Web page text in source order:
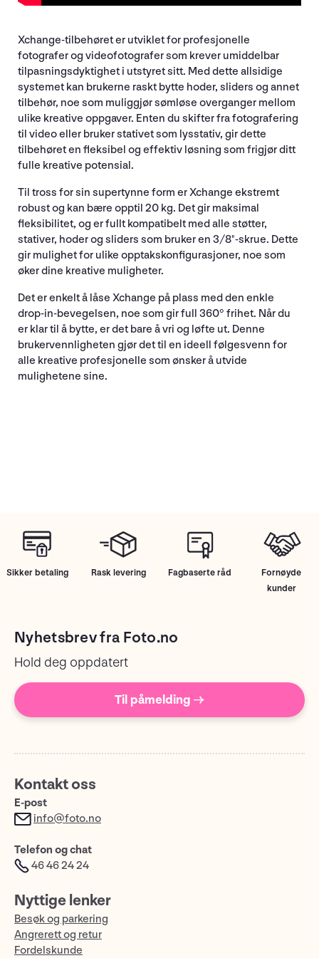
Xchange-tilbehøret er utviklet for profesjonelle
fotografer og videofotografer som krever umiddelbar
tilpasningsdyktighet i utstyret sitt. Med dette allsidige
systemet kan brukerne raskt bytte hoder, sliders og annet
tilbehør, noe som muliggjør sømløse overganger mellom
ulike kreative oppgaver. Enten du skifter fra fotografering
til video eller bruker stativet som lysstativ, gir dette
tilbehøret en fleksibel og effektiv løsning som frigjør ditt
fulle kreative potensial.
Til tross for sin supertynne form er Xchange ekstremt
robust og kan bære opptil 20 kg. Det gir maksimal
fleksibilitet, og er fullt kompatibelt med alle støtter,
stativer, hoder og sliders som bruker en 3/8"-skrue. Dette
gir mulighet for ulike opptakskonfigurasjoner, noe som
øker dine kreative muligheter.
Det er enkelt å låse Xchange på plass med den enkle
drop-in-bevegelsen, noe som gir full 360° frihet. Når du
er klar til å bytte, er det bare å vri og løfte ut. Denne
brukervennligheten gjør det til en ideell følgesvenn for
alle kreative profesjonelle som ønsker å utvide
mulighetene sine.
Sikker betaling Rask levering Fagbaserte råd
Fornøyde
kunder
Nyhetsbrev fra Foto.no
Hold deg oppdatert
Til påmelding →
Kontakt oss
E-post
info@foto.no
Telefon og chat
46 46 24 24
Nyttige lenker
Besøk og parkering
Angrerett og retur
Fordelskunde